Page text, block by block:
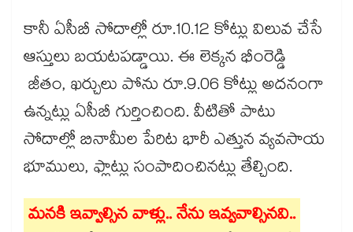
కానీ ఏసీబీ సోదాల్లో రూ.10.12 కోట్లు విలువ చేసే
ఆస్తులు బయటపడ్డాయి. ఈ లెక్కన భీంరెడ్డి
జీతం, ఖర్చులు పోను రూ.9.06 కోట్లు అదనంగా
ఉన్నట్లు ఏసీబీ గుర్తించింది. వీటితో పాటు
సోదాల్లో బినామీల పేరిట భారీ ఎత్తున వ్యవసాయ
భూములు, ఫ్లాట్లు సంపాదించినట్లు తేల్చింది.
మనకి ఇవ్వాల్సిన వాళ్లు.. నేను ఇవ్వవాల్సినవి..